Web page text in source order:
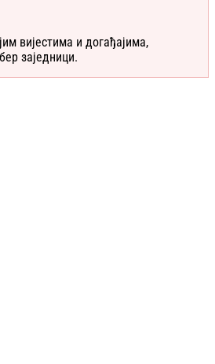
вијестима и догађајима,
заједници.